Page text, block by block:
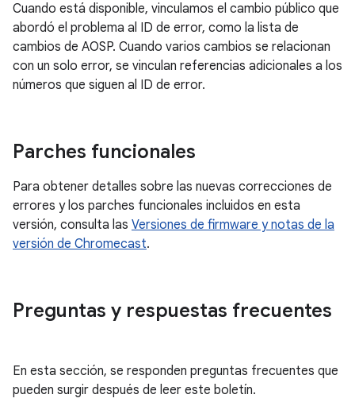
Cuando está disponible, vinculamos el cambio público que
abordó el problema al ID de error, como la lista de
cambios de AOSP. Cuando varios cambios se relacionan
con un solo error, se vinculan referencias adicionales a los
números que siguen al ID de error.
Parches funcionales
Para obtener detalles sobre las nuevas correcciones de
errores y los parches funcionales incluidos en esta
versión, consulta las Versiones de firmware y notas de la
versión de Chromecast.
Preguntas y respuestas frecuentes
En esta sección, se responden preguntas frecuentes que
pueden surgir después de leer este boletín.